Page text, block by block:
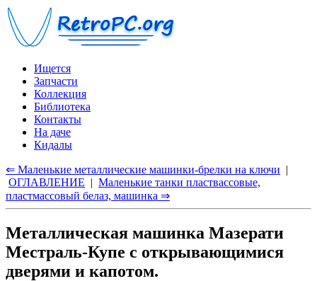
Ищется
Запчасти
Коллекция
Библиотека
Контакты
На даче
Кидалы
⇐ Маленькие металлические машинки-брелки на ключи |
ОГЛАВЛЕНИЕ | Маленькие танки пластвассовые,
пластмассовый белаз, машинка ⇒
Металлическая машинка Мазерати
Местраль-Купе с открывающимися
дверями и капотом.